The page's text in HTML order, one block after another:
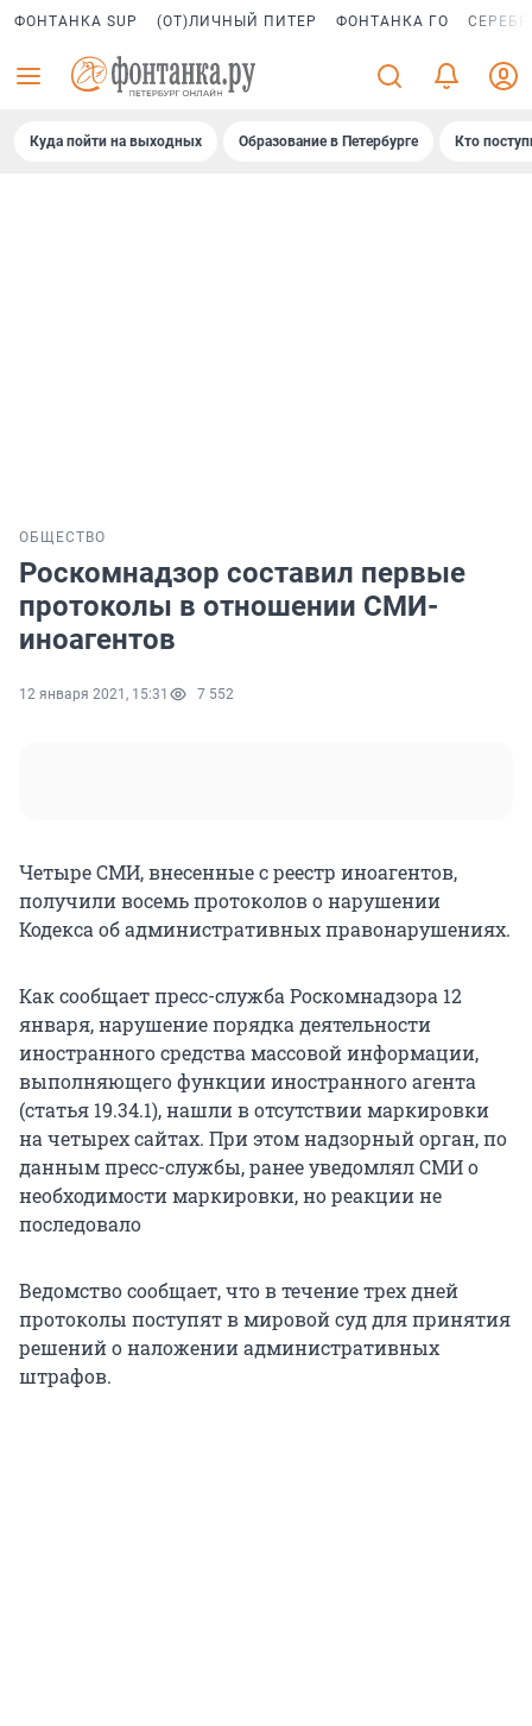
ФОНТАНКА SUP (ОТ)ЛИЧНЫЙ ПИТЕР ФОНТАНКА ГО
Куда пойти на выходных Образование в Петербурге Кто
ОБЩЕСТВО
Роскомнадзор составил первые
протоколы в отношении СМИ-
иноагентов
12 января 2021, 15:31 7 552
Четыре СМИ, внесенные с реестр иноагентов,
получили восемь протоколов о нарушении
Кодекса об административных правонарушениях.
Как сообщает пресс-служба Роскомнадзора 12
января, нарушение порядка деятельности
иностранного средства массовой информации,
выполняющего функции иностранного агента
(статья 19.34.1), нашли в отсутствии маркировки
на четырех сайтах. При этом надзорный орган, по
данным пресс-службы, ранее уведомлял СМИ о
необходимости маркировки, но реакции не
последовало
Ведомство сообщает, что в течение трех дней
протоколы поступят в мировой суд для принятия
решений о наложении административных
штрафов.